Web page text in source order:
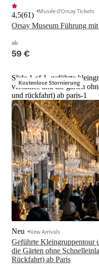
Orsay Museum Führung
4,5(61) Musée d'Orsay Tickets
ab
59 €
Kostenlose Stornierung
Slide 1 of 1, geführte
versailles und die gärten
und rückfahrt) ab paris-1
Geführte Kleingruppentour
die Gärten ohne
Rückfahrt) ab Paris
Neu New Arrivals